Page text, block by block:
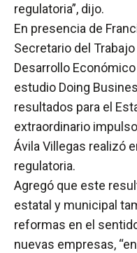
regulatoria”, dijo.
En presencia de
Secretario del
Desarrollo
estudio Doing
resultados para el
extraordinario
Ávila Villegas realizó
regulatoria.
Agregó que este
estatal y municipal
reformas en el
nuevas empresas,